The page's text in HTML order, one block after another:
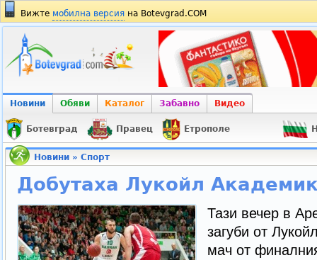
Вижте мобилна версия на Botevgrad.COM
Новини Обяви Каталог Забавно Видео
Ботевград Правец Етрополе
Новини» Спорт
Добутаха Лукойл
Тази вечер в
загуби от
мач от